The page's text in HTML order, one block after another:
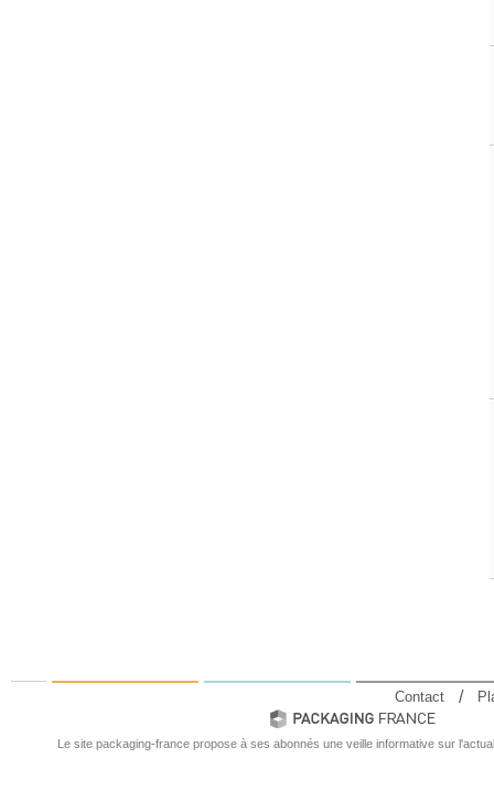
Le site packaging-france propose à ses abonnés une veille informative sur
Contact